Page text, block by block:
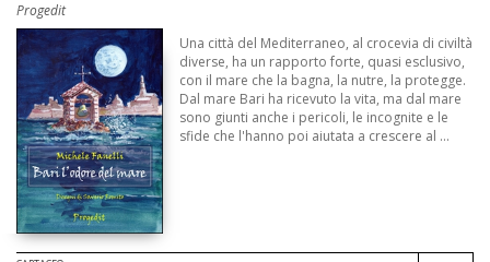
Progedit
Una città del Mediterraneo, al crocevia di civiltà
diverse, ha un rapporto forte, quasi esclusivo,
con il mare che la bagna, la nutre, la protegge.
Dal mare Bari ha ricevuto la vita, ma dal mare
sono giunti anche i pericoli, le incognite e le
sfide che l'hanno poi aiutata a crescere al ...